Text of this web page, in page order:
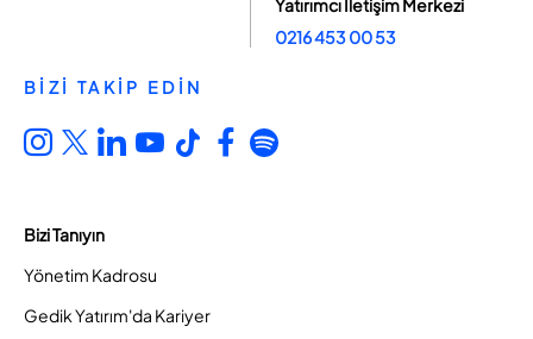
Yatırımcı İletişim Merkezi
0216 453 00 53
BİZİ TAKİP EDİN
Bizi Tanıyın
Yönetim Kadrosu
Gedik Yatırım'da Kariyer